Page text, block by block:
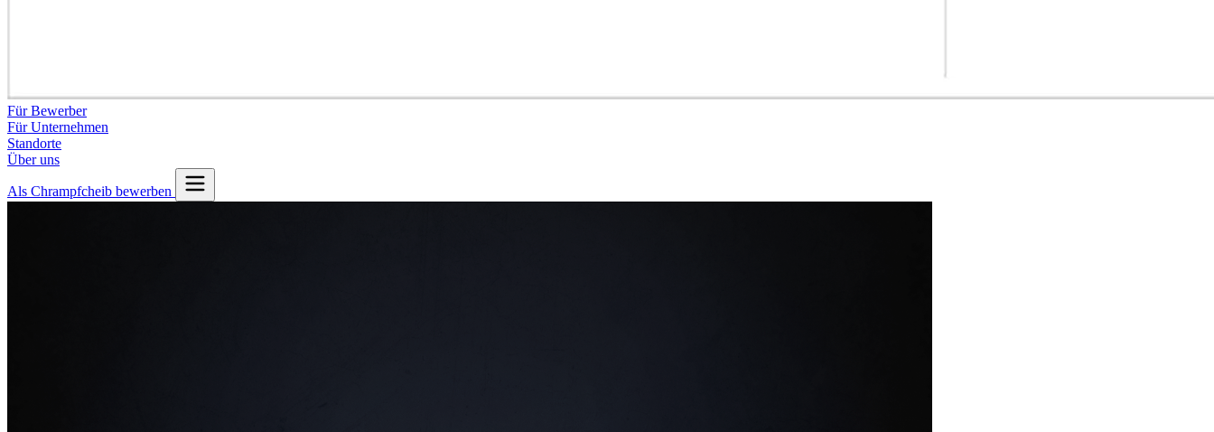
Für Bewerber
Für Unternehmen
Standorte
Über uns
Als Chrampfcheib bewerben